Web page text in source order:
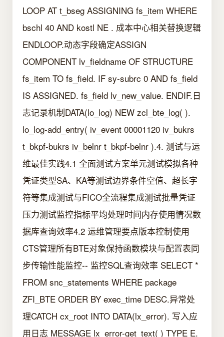
LOOP AT t_bseg ASSIGNING fs_item WHERE
bschl 40 AND kostl NE . 成本中心相关替换逻辑
ENDLOOP.动态字段确定ASSIGN
COMPONENT lv_fieldname OF STRUCTURE
fs_item TO fs_field. IF sy-subrc 0 AND fs_field
IS ASSIGNED. fs_field lv_new_value. ENDIF.日
志记录机制DATA(lo_log) NEW zcl_bte_log( ).
lo_log-add_entry( iv_event 00001120 iv_bukrs
t_bkpf-bukrs iv_belnr t_bkpf-belnr ).4. 测试与运
维最佳实践4.1 全面测试方案单元测试模拟各种
凭证类型SA、KA等测试边界条件空值、超长字
符等集成测试与FICO全流程集成测试批量凭证
压力测试监控指标平均处理时间内存使用情况数
据库查询效率4.2 运维管理要点版本控制使用
CTS管理所有BTE对象保持函数模块与配置表同
步传输性能监控-- 监控SQL查询效率 SELECT *
FROM snc_statements WHERE package
ZFI_BTE ORDER BY exec_time DESC.异常处
理CATCH cx_root INTO DATA(lx_error). 写入应
用日志 MESSAGE lx_error-get_text( ) TYPE E.